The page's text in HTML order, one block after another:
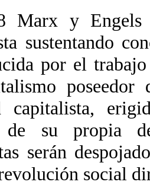
Marx y Engels
sustentando
por el
capitalista,
de su propia
serán
social